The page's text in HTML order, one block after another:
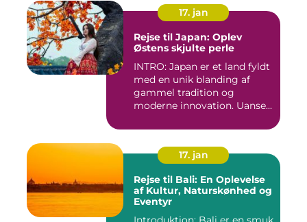
17. jan
Rejse til Japan: Oplev
Østens skjulte perle
INTRO: Japan er et land fyldt
med en unik blanding af
gammel tradition og
moderne innovation. Uanse...
17. jan
Rejse til Bali: En Oplevelse
af Kultur, Naturskønhed og
Eventyr